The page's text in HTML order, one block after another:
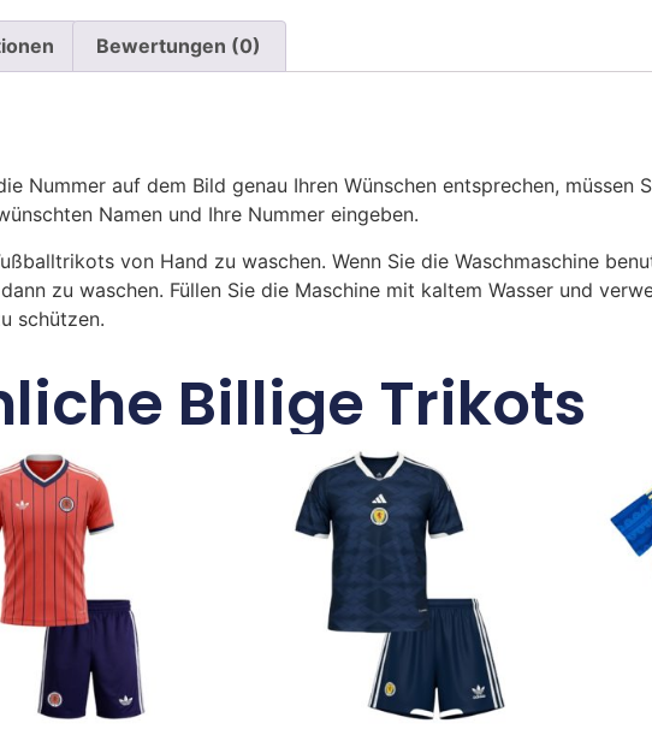
Bewertungen (0)
Nummer auf dem Bild genau Ihren Wünschen entsprechen, müssen
Namen und Ihre Nummer eingeben.
von Hand zu waschen. Wenn Sie die Waschmaschine
zu waschen. Füllen Sie die Maschine mit kaltem Wasser und
schützen.
Billige Trikots